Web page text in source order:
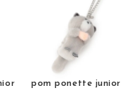
pom ponette junior